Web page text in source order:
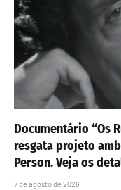
Documentário “Os
resgata projeto
Person. Veja os
7 de agosto de 2026